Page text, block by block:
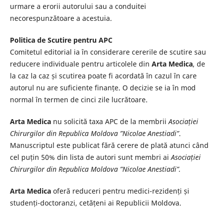
urmare a erorii autorului sau a conduitei
necorespunzătoare a acestuia.
Politica de Scutire pentru APC
Comitetul editorial ia în considerare cererile de scutire sau
reducere individuale pentru articolele din Arta Medica, de
la caz la caz și scutirea poate fi acordată în cazul în care
autorul nu are suficiente finanțe. O decizie se ia în mod
normal în termen de cinci zile lucrătoare.
Arta Medica nu solicită taxa APC de la membriiAsociației
Chirurgilor din Republica Moldova ”Nicolae Anestiadi”.
Manuscriptul este publicat fără cerere de plată atunci când
cel puțin 50% din lista de autori sunt membri aiAsociației
Chirurgilor din Republica Moldova ”Nicolae Anestiadi”.
Arta Medicaoferă reduceri pentru medici-rezidenți și
studenți-doctoranzi, cetățeni ai Republicii Moldova.